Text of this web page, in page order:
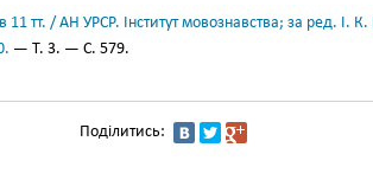
11 тт. / АН УРСР. Інститут мовознавства; за ред. І.
— Т. 3. — С. 579.
Поділитись: